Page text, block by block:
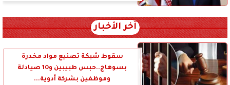
آخر الأخبار
سقوط شبكة تصنيع مواد مخدرة
بسوهاج..حبس طبيبين و10 صيادلة
وموظفين بشركة أدوية...